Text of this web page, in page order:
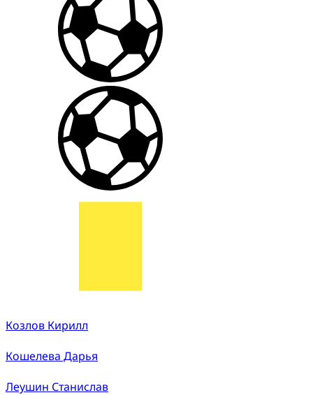
Козлов Кирилл
Кошелева Дарья
Леушин Станислав